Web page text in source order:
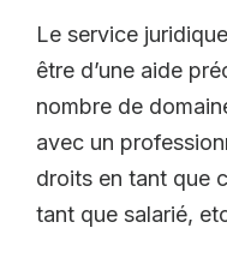
Le service
être d’une aide
nombre de
avec un
droits en tant que
tant que salarié,